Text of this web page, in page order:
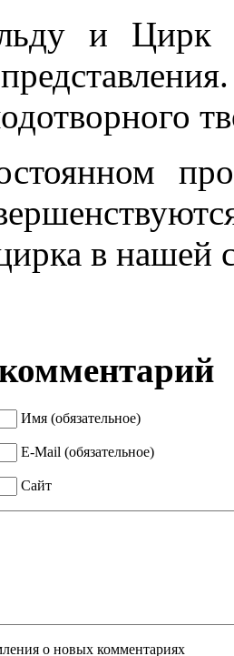
и Цирк
в нашей
Имя (обязательное)
E-Mail (обязательное)
Сайт
о новых комментариях